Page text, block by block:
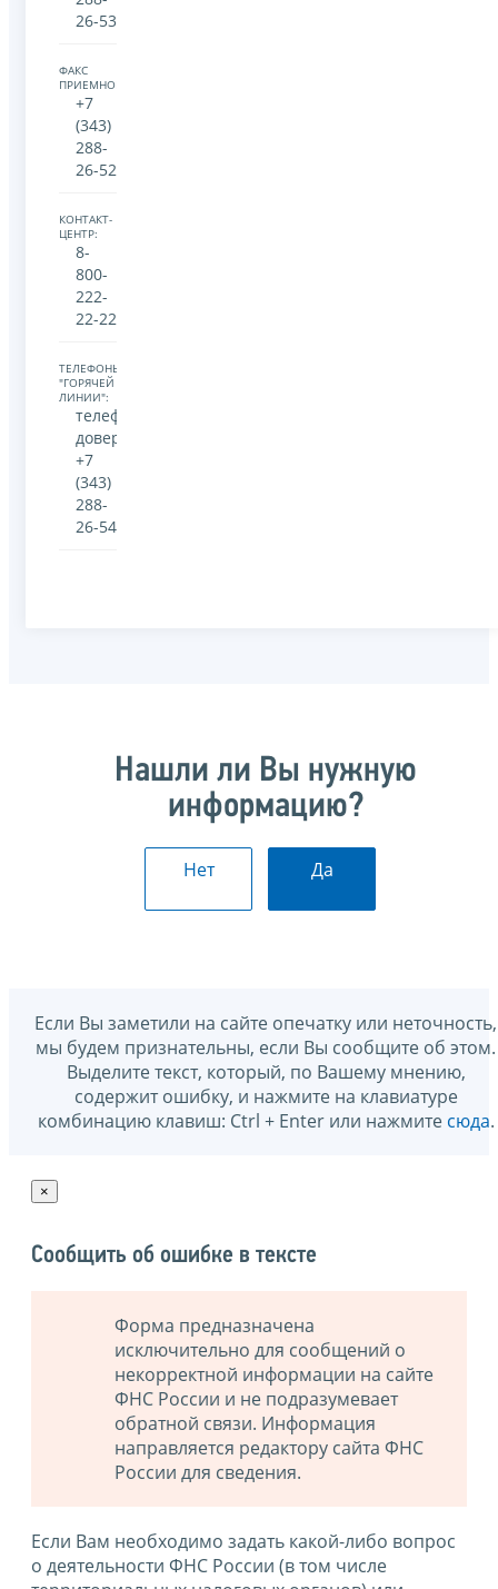
26-53
ФАКС
ПРИЕМНОЙ:
+7
(343)
288-
26-52
КОНТАКТ-
ЦЕНТР:
8-
800-
222-
22-22
ТЕЛЕФОНЫ
"ГОРЯЧЕЙ
ЛИНИИ":
телефон
доверия
+7
(343)
288-
26-54
Нашли ли Вы нужную
информацию?
Нет Да
Если Вы заметили на сайте опечатку или неточность,
мы будем признательны, если Вы сообщите об этом.
Выделите текст, который, по Вашему мнению,
содержит ошибку, и нажмите на клавиатуре
комбинацию клавиш: Ctrl + Enter или нажмите сюда.
×
Сообщить об ошибке в тексте
Форма предназначена
исключительно для сообщений о
некорректной информации на сайте
ФНС России и не подразумевает
обратной связи. Информация
направляется редактору сайта ФНС
России для сведения.
Если Вам необходимо задать какой-либо вопрос
о деятельности ФНС России (в том числе